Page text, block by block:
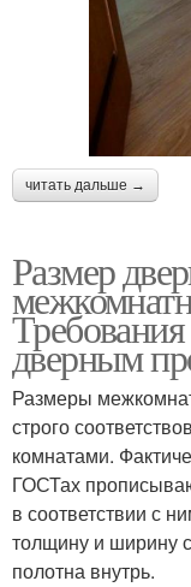
читать дальше →
Размер
дверным
Размеры
строго
комнатами.
ГОСТах
в соответствии с
толщину и ширину
полотна внутрь.